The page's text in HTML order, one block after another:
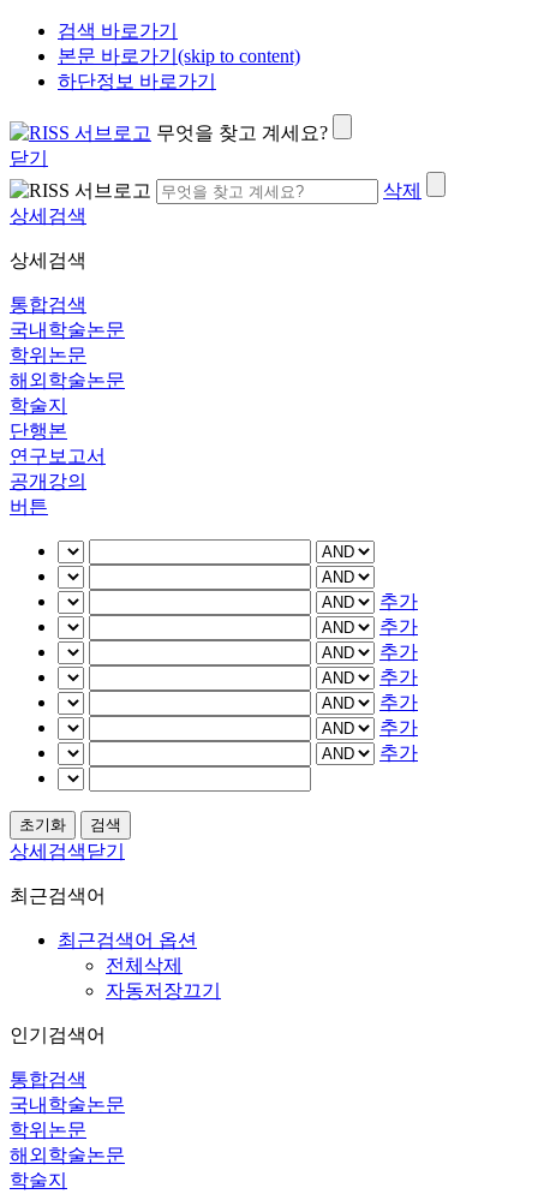
검색 바로가기
본문 바로가기(skip to content)
하단정보 바로가기
무엇을 찾고 계세요?
닫기
삭제
상세검색
상세검색
통합검색
국내학술논문
학위논문
해외학술논문
학술지
단행본
연구보고서
공개강의
버튼
추가
추가
추가
추가
추가
추가
추가
상세검색닫기
최근검색어
최근검색어 옵션
전체삭제
자동저장끄기
인기검색어
통합검색
국내학술논문
학위논문
해외학술논문
학술지